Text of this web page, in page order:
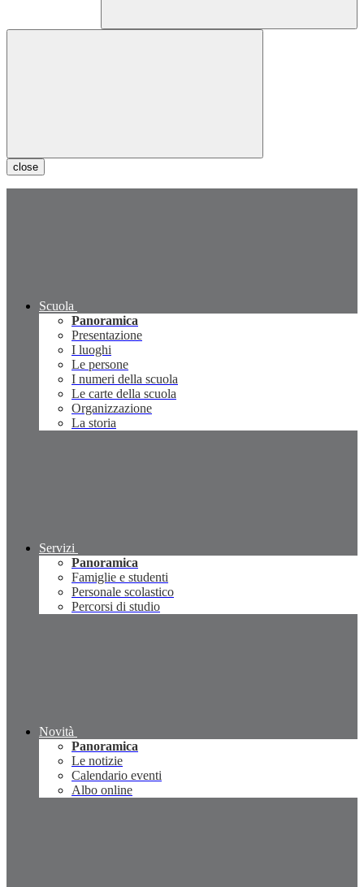
close
Scuola
Panoramica
Presentazione
I luoghi
Le persone
I numeri della scuola
Le carte della scuola
Organizzazione
La storia
Servizi
Panoramica
Famiglie e studenti
Personale scolastico
Percorsi di studio
Novità
Panoramica
Le notizie
Calendario eventi
Albo online